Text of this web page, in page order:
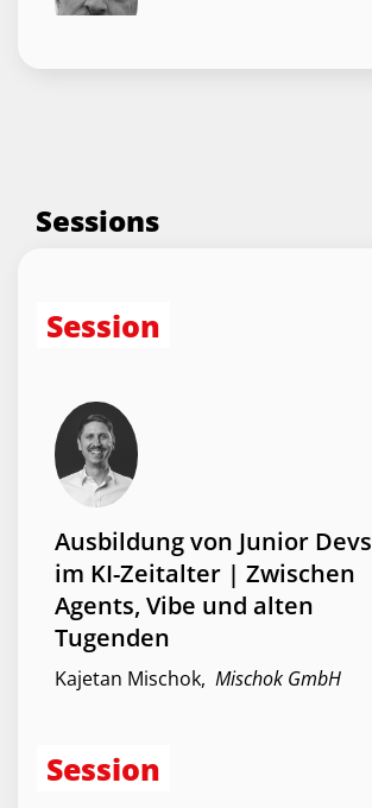
Herzlich willkommen
Bernd Ua
Workshop
Sessions
Session
Ausbildung von Junior Devs
im KI-Zeitalter | Zwischen
Agents, Vibe und alten
Tugenden
Kajetan Mischok, Mischok GmbH
Session